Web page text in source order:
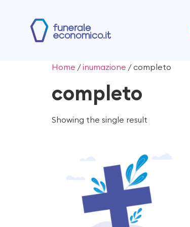
Home /inumazione / completo
completo
Showing the single result